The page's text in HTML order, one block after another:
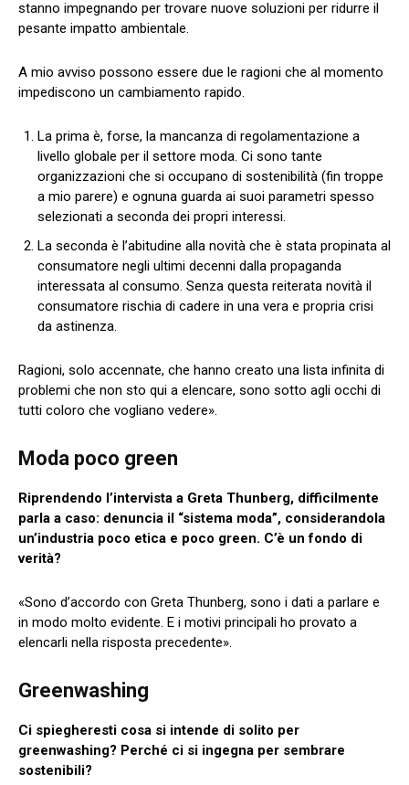
stanno impegnando per trovare nuove soluzioni per ridurre il
pesante impatto ambientale.
A mio avviso possono essere due le ragioni che al momento
impediscono un cambiamento rapido.
La prima è, forse, la mancanza di regolamentazione a
livello globale per il settore moda. Ci sono tante
organizzazioni che si occupano di sostenibilità (fin troppe
a mio parere) e ognuna guarda ai suoi parametri spesso
selezionati a seconda dei propri interessi.
La seconda è l’abitudine alla novità che è stata propinata al
consumatore negli ultimi decenni dalla propaganda
interessata al consumo. Senza questa reiterata novità il
consumatore rischia di cadere in una vera e propria crisi
da astinenza.
Ragioni, solo accennate, che hanno creato una lista infinita di
problemi che non sto qui a elencare, sono sotto agli occhi di
tutti coloro che vogliano vedere».
Moda poco green
Riprendendo l’intervista a Greta Thunberg, difficilmente
parla a caso: denuncia il “sistema moda”, considerandola
un’industria poco etica e poco green. C’è un fondo di
verità?
«Sono d’accordo con Greta Thunberg, sono i dati a parlare e
in modo molto evidente. E i motivi principali ho provato a
elencarli nella risposta precedente».
Greenwashing
Ci spiegheresti cosa si intende di solito per
greenwashing? Perché ci si ingegna per sembrare
sostenibili?